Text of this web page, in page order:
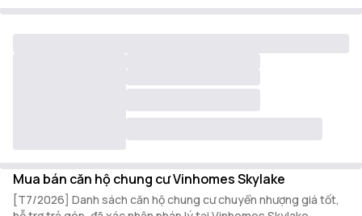
Mua bán căn hộ chung cư Vinhomes Skylake
[T7/2026] Danh sách căn hộ chung cư chuyển nhượng giá tốt,